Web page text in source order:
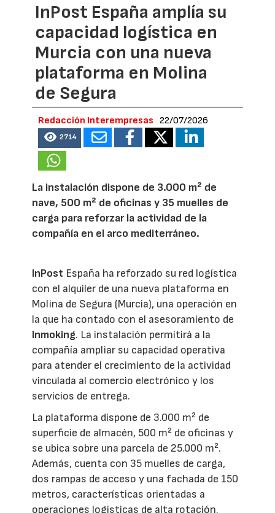
InPost España amplía su
capacidad logística en
Murcia con una nueva
plataforma en Molina
de Segura
Redacción Interempresas 22/07/2026
2714
La instalación dispone de 3.000 m² de
nave, 500 m² de oficinas y 35 muelles de
carga para reforzar la actividad de la
compañía en el arco mediterráneo.
InPost España ha reforzado su red logística
con el alquiler de una nueva plataforma en
Molina de Segura (Murcia), una operación en
la que ha contado con el asesoramiento de
Inmoking. La instalación permitirá a la
compañía ampliar su capacidad operativa
para atender el crecimiento de la actividad
vinculada al comercio electrónico y los
servicios de entrega.
La plataforma dispone de 3.000 m² de
superficie de almacén, 500 m² de oficinas y
se ubica sobre una parcela de 25.000 m².
Además, cuenta con 35 muelles de carga,
dos rampas de acceso y una fachada de 150
metros, características orientadas a
operaciones logísticas de alta rotación.